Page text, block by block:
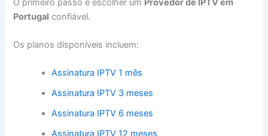
Portugal confiável.
Os planos disponíveis incluem:
Assinatura IPTV 1 mês
Assinatura IPTV 3 meses
Assinatura IPTV 6 meses
Assinatura IPTV 12 meses